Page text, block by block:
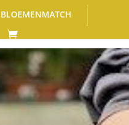
BLOEMENMATCH